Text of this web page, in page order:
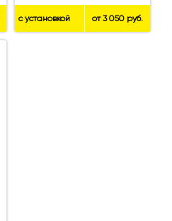
с установкой от 3 050 руб.